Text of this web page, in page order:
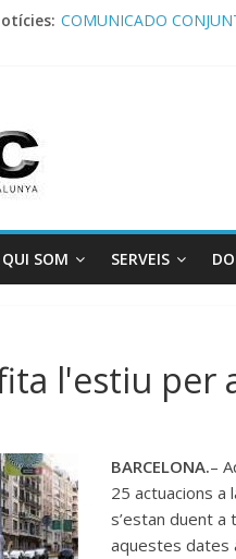
COMUNICADO
QUI SOM SERVEIS
l'estiu per
BARCELONA.–
25 actuacions a
s’estan duent
aquestes dates